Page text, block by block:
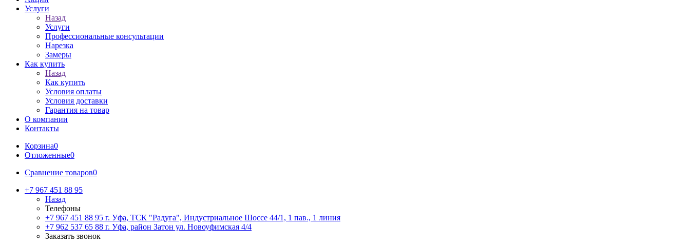
Услуги
Назад
Услуги
Профессиональные консультации
Нарезка
Замеры
Как купить
Назад
Как купить
Условия оплаты
Условия доставки
Гарантия на товар
О компании
Контакты
Корзина0
Отложенные0
Сравнение товаров0
+7 967 451 88 95
Назад
Телефоны
+7 967 451 88 95 г. Уфа, ТСК "Радуга", Индустриальное Шоссе 44/1, 1 пав., 1 линия
+7 962 537 65 88 г. Уфа, район Затон ул. Новоуфимская 4/4
Заказать звонок